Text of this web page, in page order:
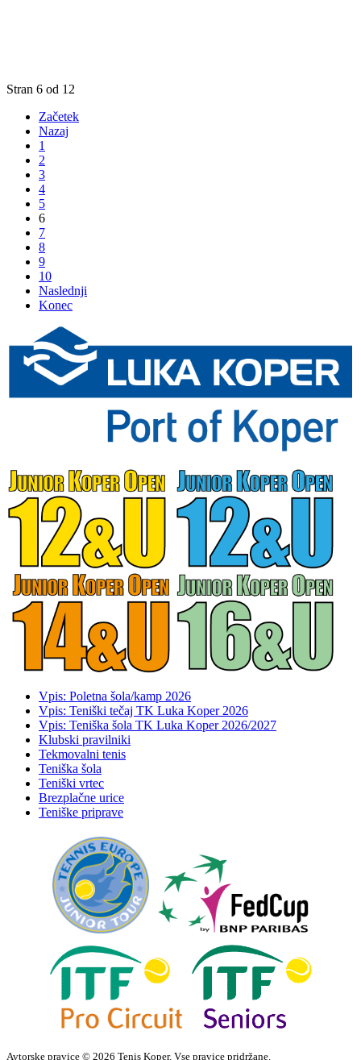
Stran 6 od 12
Začetek
Nazaj
1
2
3
4
5
6
7
8
9
10
Naslednji
Konec
Vpis: Poletna šola/kamp 2026
Vpis: Teniški tečaj TK Luka Koper 2026
Vpis: Teniška šola TK Luka Koper 2026/2027
Klubski pravilniki
Tekmovalni tenis
Teniška šola
Teniški vrtec
Brezplačne urice
Teniške priprave
Avtorske pravice © 2026 Tenis Koper. Vse pravice pridržane.